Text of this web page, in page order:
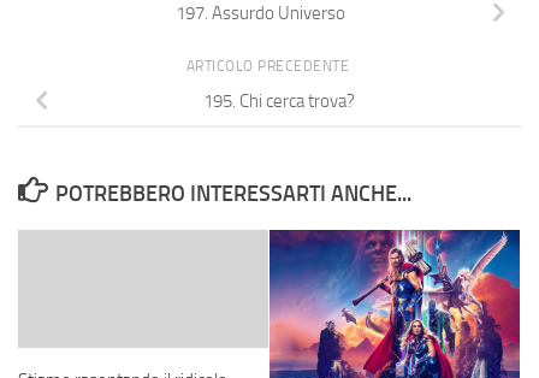
197. Assurdo Universo
ARTICOLO PRECEDENTE
195. Chi cerca trova?
POTREBBERO INTERESSARTI ANCHE...